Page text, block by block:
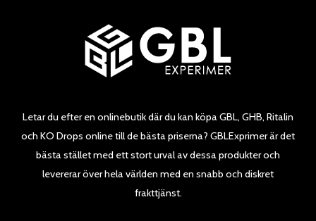
Letar du efter en onlinebutik där du kan köpa GBL, GHB, Ritalin
och KO Drops online till de bästa priserna? GBLExprimer är det
bästa stället med ett stort urval av dessa produkter och
levererar över hela världen med en snabb och diskret
frakttjänst.